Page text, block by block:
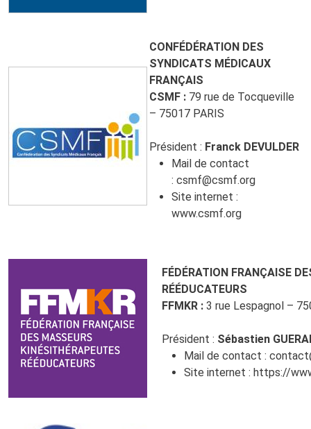
CONFÉDÉRATION DES
SYNDICATS MÉDICAUX
FRANÇAIS
CSMF : 79 rue de Tocqueville
– 75017 PARIS
Président : Franck DEVULDER
Mail de contact
: csmf@csmf.org
Site internet :
www.csmf.org
FÉDÉRATION FRANÇAISE
RÉÉDUCATEURS
FFMKR : 3 rue Lespagnol –
Président : Sébastien
Mail de contact :
Site internet : https://